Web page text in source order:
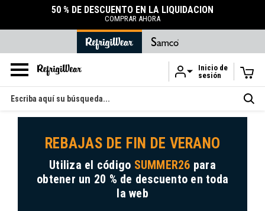
Ir al contenido principal
50 % DE DESCUENTO EN LA LIQUIDACIÓN
COMPRAR AHORA
Inicio de
sesión
Buscar
en
REBAJAS DE FIN DE VERANO
Utiliza el código SUMMER26 para
obtener un 20 % de descuento en toda
la web